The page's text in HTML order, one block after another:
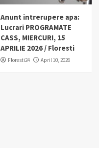
Anunt intrerupere apa:
Lucrari PROGRAMATE
CASS, MIERCURI, 15
APRILIE 2026 / Floresti
Floresti24 April 10, 2026